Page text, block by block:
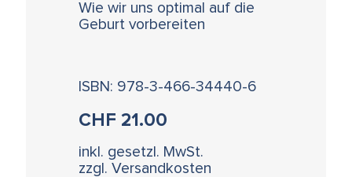
Wie wir uns optimal auf die
Geburt vorbereiten
ISBN: 978-3-466-34440-6
CHF21.00
inkl. gesetzl. MwSt.
zzgl. Versandkosten